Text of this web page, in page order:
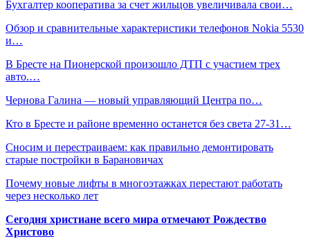
Бухгалтер кооператива за счет жильцов увеличивала свои…
Обзор и сравнительные характеристики телефонов Nokia 5530
и…
В Бресте на Пионерской произошло ДТП с участием трех
авто.…
Чернова Галина — новый управляющий Центра по…
Кто в Бресте и районе временно останется без света 27-31…
Сносим и перестраиваем: как правильно демонтировать
старые постройки в Барановичах
Почему новые лифты в многоэтажках перестают работать
через несколько лет
Сегодня христиане всего мира отмечают Рождество
Христово